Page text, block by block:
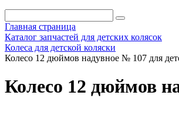
Главная страница
Каталог запчастей для детских колясок
Колеса для детской коляски
Колесо 12 дюймов надувное № 107 для
Колесо 12 дюймов